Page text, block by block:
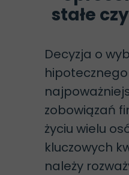
stałe
Decyzja o
zobowiązań
życiu wielu
kluczowych
należy